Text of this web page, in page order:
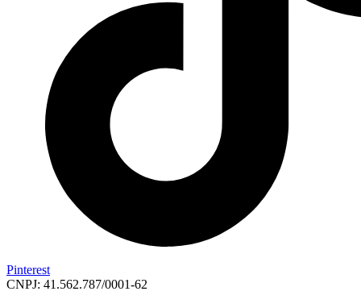
Pinterest
CNPJ: 41.562.787/0001-62